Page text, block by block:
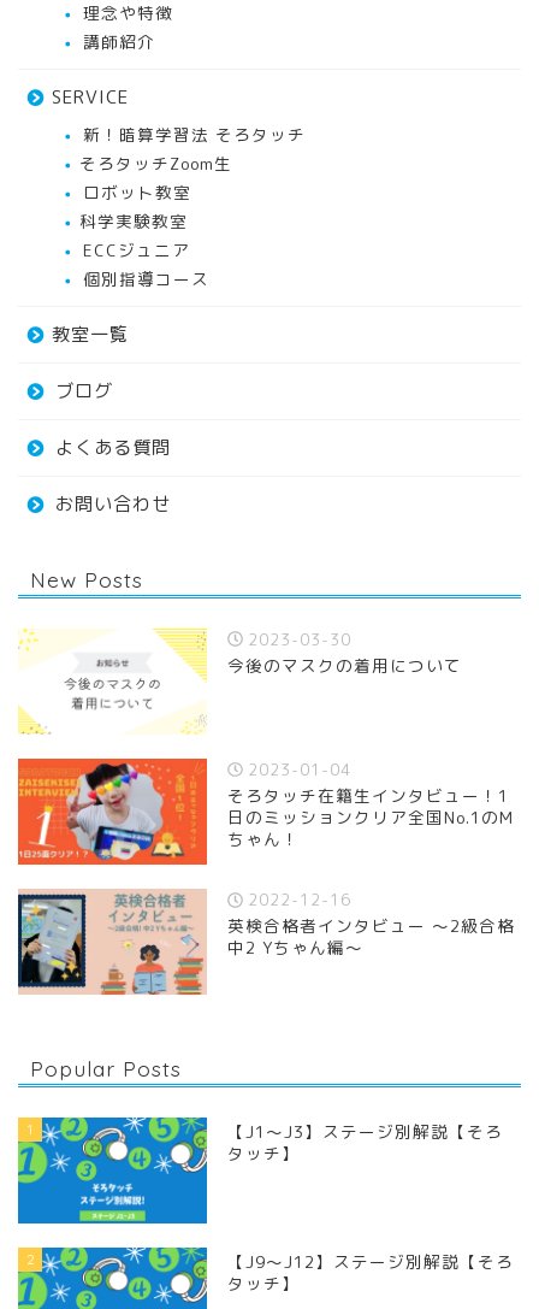
理念や特徴
講師紹介
SERVICE
新！暗算学習法 そろタッチ
そろタッチZoom生
ロボット教室
科学実験教室
ECCジュニア
個別指導コース
教室一覧
ブログ
よくある質問
お問い合わせ
New Posts
2023-03-30
今後のマスクの着用について
2023-01-04
そろタッチ在籍生インタビュー！1
日のミッションクリア全国No.1のM
ちゃん！
2022-12-16
英検合格者インタビュー 〜2級合格
中2 Yちゃん編〜
Popular Posts
1
【J1〜J3】ステージ別解説【そろ
タッチ】
2
【J9〜J12】ステージ別解説【そろ
タッチ】